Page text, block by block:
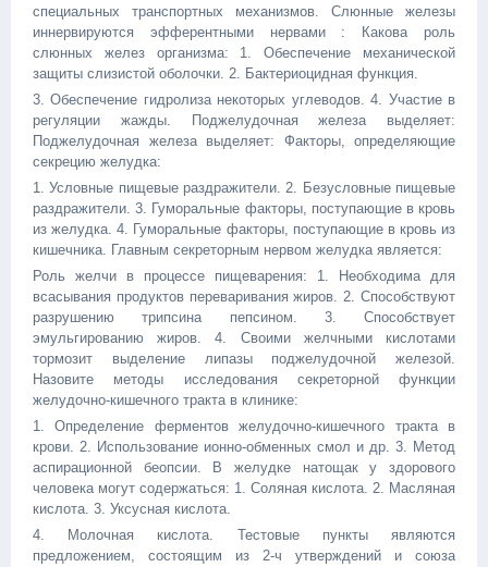
специальных транспортных механизмов. Слюнные железы
иннервируются эфферентными нервами : Какова роль
слюнных желез организма: 1. Обеспечение механической
защиты слизистой оболочки. 2. Бактериоцидная функция.
3. Обеспечение гидролиза некоторых углеводов. 4. Участие в
регуляции жажды. Поджелудочная железа выделяет:
Поджелудочная железа выделяет: Факторы, определяющие
секрецию желудка:
1. Условные пищевые раздражители. 2. Безусловные пищевые
раздражители. 3. Гуморальные факторы, поступающие в кровь
из желудка. 4. Гуморальные факторы, поступающие в кровь из
кишечника. Главным секреторным нервом желудка является:
Роль желчи в процессе пищеварения: 1. Необходима для
всасывания продуктов переваривания жиров. 2. Способствуют
разрушению трипсина пепсином. 3. Способствует
эмульгированию жиров. 4. Своими желчными кислотами
тормозит выделение липазы поджелудочной железой.
Назовите методы исследования секреторной функции
желудочно-кишечного тракта в клинике:
1. Определение ферментов желудочно-кишечного тракта в
крови. 2. Использование ионно-обменных смол и др. 3. Метод
аспирационной беопсии. В желудке натощак у здорового
человека могут содержаться: 1. Соляная кислота. 2. Масляная
кислота. 3. Уксусная кислота.
4. Молочная кислота. Тестовые пункты являются
предложением, состоящим из 2-ч утверждений и союза